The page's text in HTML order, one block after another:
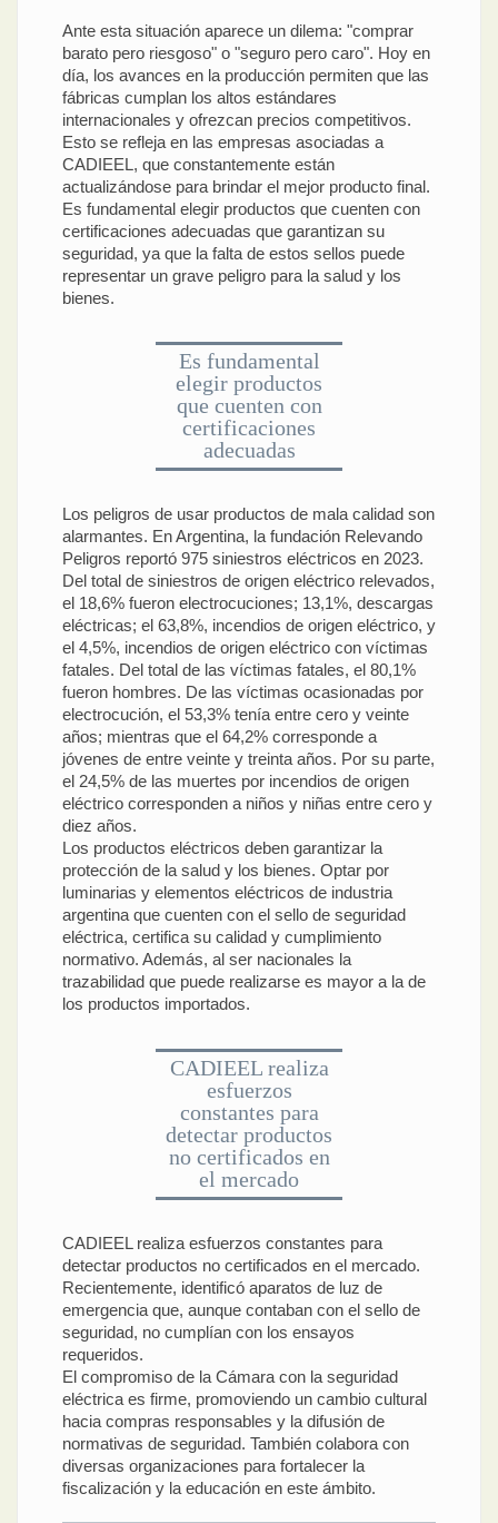
Ante esta situación aparece un dilema: "comprar
barato pero riesgoso" o "seguro pero caro". Hoy en
día, los avances en la producción permiten que las
fábricas cumplan los altos estándares
internacionales y ofrezcan precios competitivos.
Esto se refleja en las empresas asociadas a
CADIEEL, que constantemente están
actualizándose para brindar el mejor producto final.
Es fundamental elegir productos que cuenten con
certificaciones adecuadas que garantizan su
seguridad, ya que la falta de estos sellos puede
representar un grave peligro para la salud y los
bienes.
Es fundamental
elegir productos
que cuenten con
certificaciones
adecuadas
Los peligros de usar productos de mala calidad son
alarmantes. En Argentina, la fundación Relevando
Peligros reportó 975 siniestros eléctricos en 2023.
Del total de siniestros de origen eléctrico relevados,
el 18,6% fueron electrocuciones; 13,1%, descargas
eléctricas; el 63,8%, incendios de origen eléctrico, y
el 4,5%, incendios de origen eléctrico con víctimas
fatales. Del total de las víctimas fatales, el 80,1%
fueron hombres. De las víctimas ocasionadas por
electrocución, el 53,3% tenía entre cero y veinte
años; mientras que el 64,2% corresponde a
jóvenes de entre veinte y treinta años. Por su parte,
el 24,5% de las muertes por incendios de origen
eléctrico corresponden a niños y niñas entre cero y
diez años.
Los productos eléctricos deben garantizar la
protección de la salud y los bienes. Optar por
luminarias y elementos eléctricos de industria
argentina que cuenten con el sello de seguridad
eléctrica, certifica su calidad y cumplimiento
normativo. Además, al ser nacionales la
trazabilidad que puede realizarse es mayor a la de
los productos importados.
CADIEEL realiza
esfuerzos
constantes para
detectar productos
no certificados en
el mercado
CADIEEL realiza esfuerzos constantes para
detectar productos no certificados en el mercado.
Recientemente, identificó aparatos de luz de
emergencia que, aunque contaban con el sello de
seguridad, no cumplían con los ensayos
requeridos.
El compromiso de la Cámara con la seguridad
eléctrica es firme, promoviendo un cambio cultural
hacia compras responsables y la difusión de
normativas de seguridad. También colabora con
diversas organizaciones para fortalecer la
fiscalización y la educación en este ámbito.